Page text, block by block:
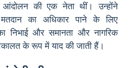
आंदोलन की एक नेता थीं। उन्होंने
का अधिकार पाने के लिए
निभाई और समानता और नागरिक
के रूप में याद की जाती हैं।